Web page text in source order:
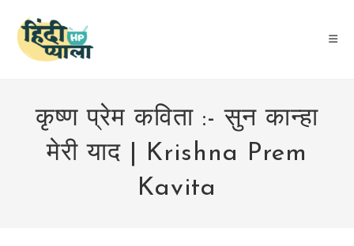
content
कृष्ण प्रेम कविता :- सुन कान्हा
मेरी याद | Krishna Prem
Kavita